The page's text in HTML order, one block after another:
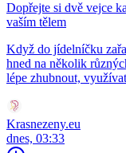
Dopřejte si dvě vejce
vaším tělem
Když do jídelníčku
hned na několik
lépe zhubnout,
Krasnezeny.eu
dnes, 03:33